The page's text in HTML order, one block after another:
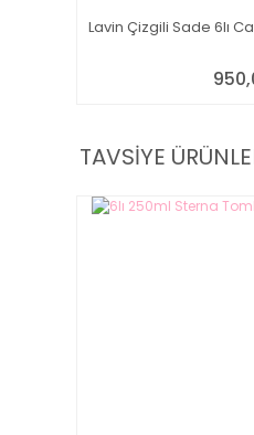
Lavin Çizgili Sade 6lı
TAVSİYE